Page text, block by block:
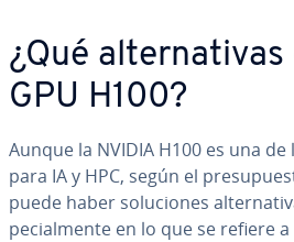
¿Qué al­te­r­na­ti­vas
GPU H100?
Aunque la NVIDIA H100 es una
para IA y HPC, según el
puede haber so­lu­cio­nes
pe­cia­l­me­n­te en lo que se refiere